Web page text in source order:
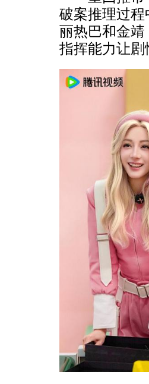
破案推理过
丽热巴和金
指挥能力让